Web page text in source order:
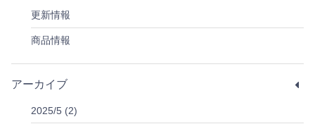
更新情報
商品情報
アーカイブ
2025/5 (2)